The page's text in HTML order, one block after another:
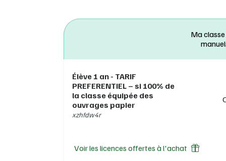
Ma
Élève 1 an - TARIF
PREFERENTIEL – si 100% de
la classe équipée des
ouvrages papier
xzhfdw4r
Voir les licences offertes à l'achat